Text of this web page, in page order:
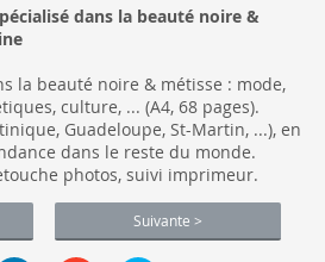
dans la beauté noire &
la beauté noire & métisse : mode,
culture, ... (A4, 68 pages).
Guadeloupe, St-Martin, ...), en
dans le reste du monde.
photos, suivi imprimeur.
Suivante >